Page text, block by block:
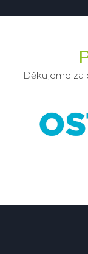
Děkujeme za